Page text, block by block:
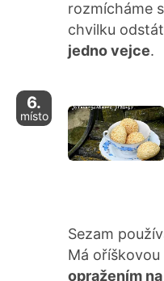
rozmícháme
chvilku
jedno vejce.
6.
místo
Sezam
Má
opražením